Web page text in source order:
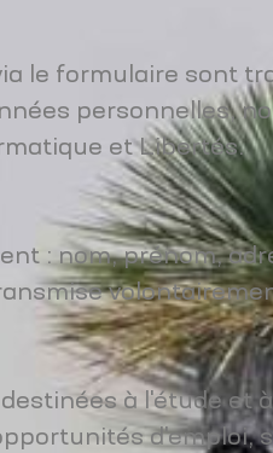
le formulaire sont
personnelles,
et Libertés.
: nom, prénom,
à l'étude et
d'emploi,